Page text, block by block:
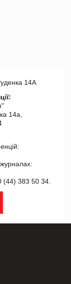
14А
14а,
(44) 383 50 34.